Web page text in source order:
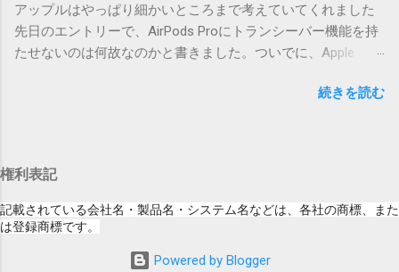
ません。改造してる方向けに、バージョンアップポイントを
お知らせするのが主な目的となっています。 まずはどんなふ
うに使うものか説明し、設置方法は後述します。 使い方 メー
ル本文の1行目にauthor（投稿者）を、2行目にカテゴリを、
追記項目（extend）として扱われますので、必要に応じて指
ん。また、<>の中の文字は、設...
す。人によってはここで悩んだ結果、アップ
デートをしない人も出てきそうですよ。アッ
プデートに限らず、分からないけどやってみ
が多いと思います。経験上の感覚ですけれ
定アイコンにアップデートがある旨のバッヂ
かもしれません） さらにさらに。スクショの
アップルはやっぱり細かいところまで考えていてくれました
先日のエントリーで、AirPods Proにトランシーバー機能を持
たせないのは何故なのかと書きました。ついでに、Apple
はiPhoneに接続してるから使えないじゃん云々を書いたので
Watchでトランシーバーアプリを起動すると、AirPodsはトラ
ンシーバーのために機能するようになります。Apple Watchの
画面上にある送信ボタン（黄色い大きな丸）を押している
て相手のApple Watchへ送信してくれます。相手が同様にして
続きを読む
権利表記
記載されている会社名・製品名・システム名などは、各社の商標、また
は登録商標です。
Powered by Blogger